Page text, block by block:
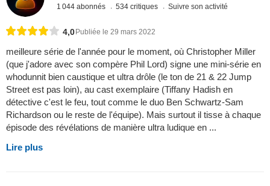
1 044 abonnés 534 critiques Suivre son activité
4,0Publiée le 29 mars 2022
meilleure série de l'année pour le moment, où Christopher Miller
(que j'adore avec son compère Phil Lord) signe une mini-série en
whodunnit bien caustique et ultra drôle (le ton de 21 & 22 Jump
Street est pas loin), au cast exemplaire (Tiffany Hadish en
détective c'est le feu, tout comme le duo Ben Schwartz-Sam
Richardson ou le reste de l'équipe). Mais surtout il tisse à chaque
épisode des révélations de manière ultra ludique en ...
Lire plus